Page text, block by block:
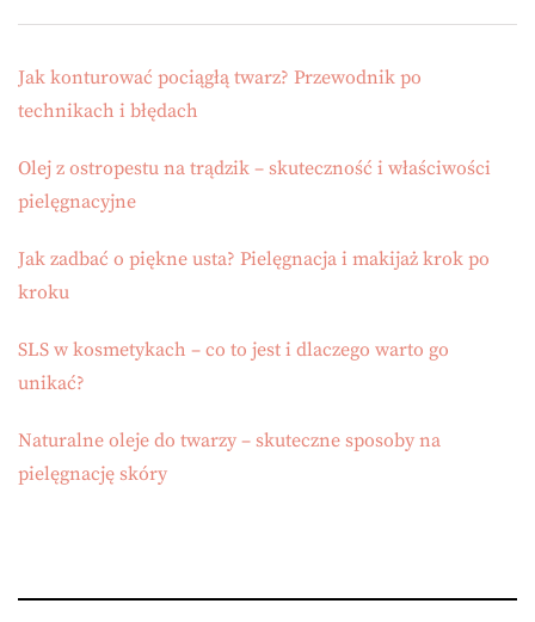
Jak konturować pociągłą twarz? Przewodnik po
technikach i błędach
Olej z ostropestu na trądzik – skuteczność i właściwości
pielęgnacyjne
Jak zadbać o piękne usta? Pielęgnacja i makijaż krok po
kroku
SLS w kosmetykach – co to jest i dlaczego warto go
unikać?
Naturalne oleje do twarzy – skuteczne sposoby na
pielęgnację skóry